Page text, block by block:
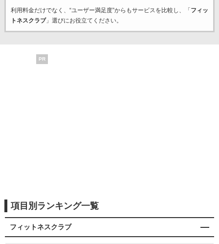
利用料金だけでなく、“ユーザー満足度”からもサービスを比較し、「 フィッ
トネスクラブ」選びにお役立てください。
PR
項目別ランキング一覧
フィットネスクラブ